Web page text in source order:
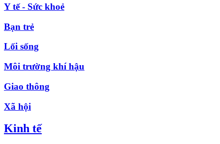
Y tế - Sức khoẻ
Bạn trẻ
Lối sống
Môi trường khí hậu
Giao thông
Xã hội
Kinh tế